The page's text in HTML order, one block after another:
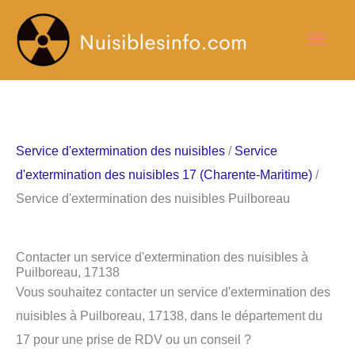
contenu
Service d'extermination des nuisibles / Service
d'extermination des nuisibles 17 (Charente-Maritime) /
Service d'extermination des nuisibles Puilboreau
Contacter un service d'extermination des nuisibles à
Puilboreau, 17138
Vous souhaitez contacter un service d'extermination des
nuisibles à Puilboreau, 17138, dans le département du
17 pour une prise de RDV ou un conseil ?